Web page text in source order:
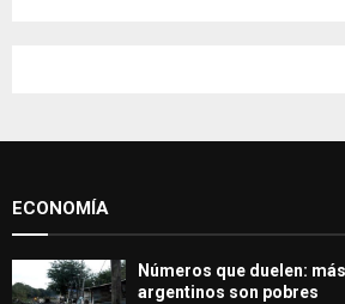
o
ECONOMÍA
Números que duelen:
argentinos son pobres